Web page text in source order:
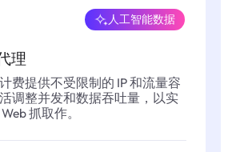
理
人工智能数据
费提供不受限制的 IP 和流量容
调整并发和数据吞吐量，以实
抓取作。